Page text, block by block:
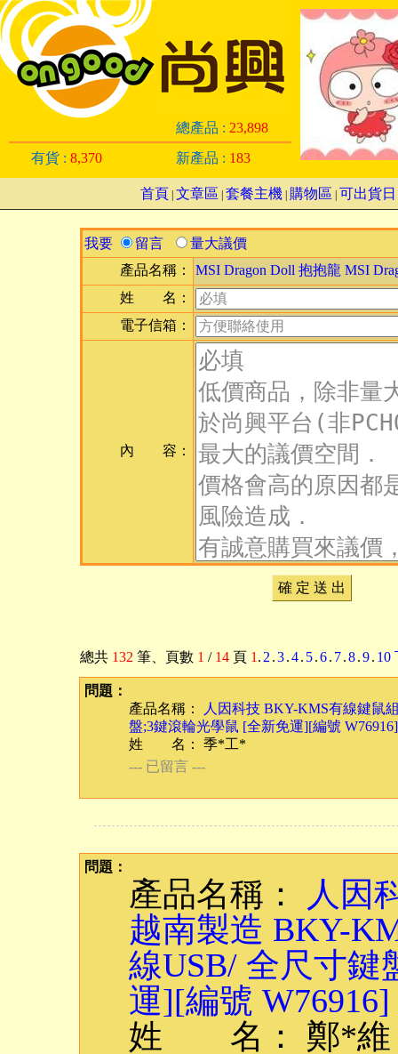
總產品 : 23,898
有貨 : 8,370 新產品 : 183
首頁 文章區 套餐主機| 購物區 可出貨日
我要 留言
量大議價
產品名稱：
MSI Dragon Doll 抱抱龍 MSI
姓 名：
電子信箱：
內 容：
確 定 送 出
總共 132 筆 、頁數 1 / 14 頁 1 . 2 .3.4. 5.6. 7.8.9. 10
問題：
產品名稱：
人因科技 BKY-KMS有線鍵鼠
盤;3鍵滾輪光學鼠 [全新免運][編號 W76916]
姓 名： 季*工*
--- 已留言 ---
問題：
產品名稱：
人因
越南製造 BKY-
線USB/ 全尺寸鍵
運][編號 W76916]
姓 名： 鄭*維